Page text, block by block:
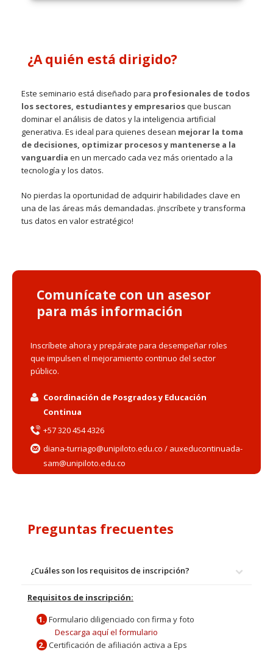
¿A quién está dirigido?
Este seminario está diseñado para profesionales de todos
los sectores, estudiantes y empresariosque buscan
dominar el análisis de datos y la inteligencia artificial
generativa. Es ideal para quienes desean mejorar la toma
de decisiones, optimizar procesos y mantenerse a la
vanguardia en un mercado cada vez más orientado a la
tecnología y los datos.
No pierdas la oportunidad de adquirir habilidades clave en
una de las áreas más demandadas. ¡Inscríbete y transforma
tus datos en valor estratégico!
Comunícate con un asesor
para más información
Inscríbete ahora y prepárate para desempeñar roles
que impulsen el mejoramiento continuo del sector
público.
Coordinación de Posgrados y Educación
Continua
+57 320 454 4326
diana-turriago@unipiloto.edu.co / auxeducontinuada-
sam@unipiloto.edu.co
Preguntas frecuentes
¿Cuáles son los requisitos de inscripción?
Requisitos de inscripción:
1. Formulario diligenciado con firma y foto
Descarga aquí el formulario
2. Certificación de afiliación activa a Eps